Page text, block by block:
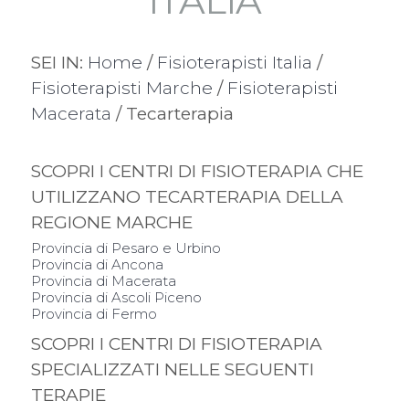
SEI IN: Home / Fisioterapisti Italia /
Fisioterapisti Marche / Fisioterapisti
Macerata / Tecarterapia
SCOPRI I CENTRI DI FISIOTERAPIA CHE
UTILIZZANO TECARTERAPIA DELLA
REGIONE MARCHE
Provincia di Pesaro e Urbino
Provincia di Ancona
Provincia di Macerata
Provincia di Ascoli Piceno
Provincia di Fermo
SCOPRI I CENTRI DI FISIOTERAPIA
SPECIALIZZATI NELLE SEGUENTI
TERAPIE